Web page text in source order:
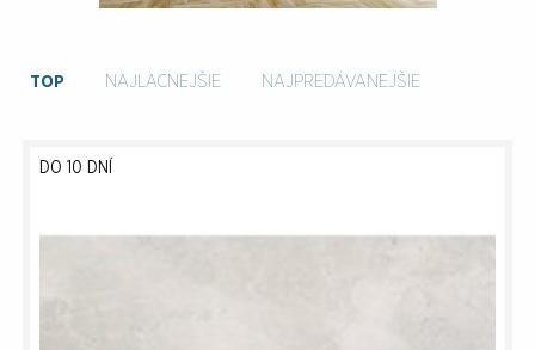
TOP NAJLACNEJŠIE NAJPREDÁVANEJŠIE
DO 10 DNÍ